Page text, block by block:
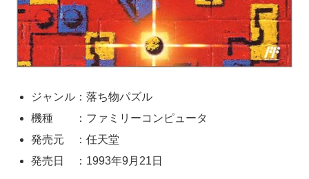
ジャンル：落ち物パズル
機種 ：ファミリーコンピュータ
発売元 ：任天堂
発売日 ：1993年9月21日